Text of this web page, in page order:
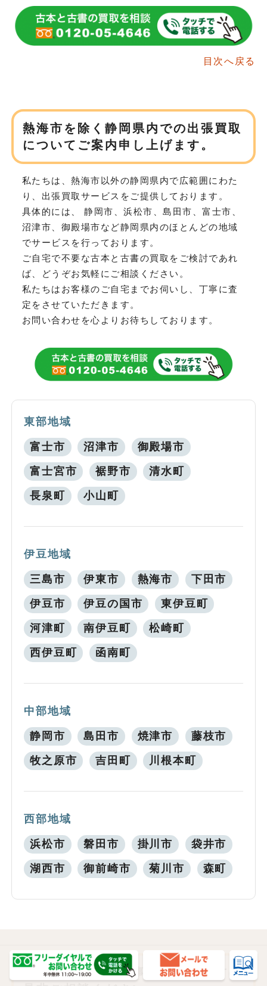
目次へ戻る
熱海市を除く静岡県内での出張買取
について ご案内申し上げます。
私たちは、熱海市以外の静岡県内で広範囲にわた
り、 出張買取サービスをご提供しております。
具体的には、 静岡市、浜松市、島田市、富士市、
沼津市、御殿場市など静岡県内のほとんどの地域
でサービスを行っております。
ご自宅で不要な古本と古書の買取をご検討であれ
ば、どうぞお気軽にご相談ください。
私たちはお客様のご自宅までお伺いし、丁寧に査
定をさせていただきます。
お問い合わせを心よりお待ちしております。
東部地域
富士市 沼津市 御殿場市
富士宮市 裾野市 清水町
長泉町 小山町
伊豆地域
三島市 伊東市 熱海市 下田市
伊豆市 伊豆の国市 東伊豆町
河津町 南伊豆町 松崎町
西伊豆町 函南町
中部地域
静岡市 島田市 焼津市 藤枝市
牧之原市 吉田町 川根本町
西部地域
浜松市 磐田市 掛川市 袋井市
湖西市 御前崎市 菊川市 森町
古本や古書を売る事でお悩みの方は